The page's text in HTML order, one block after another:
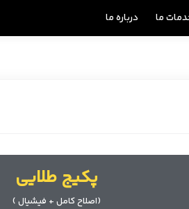
ما درباره ما
پکیج طلایی
(اصلاح کامل + فیشیال )